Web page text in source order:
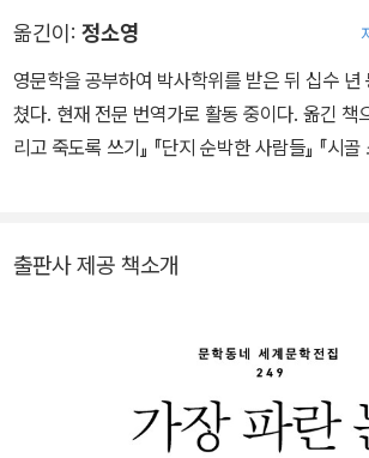
이혼하고 아들 둘을 키우며 살게 되자 출판 편
다. 랜덤하우스 출판사에서 소설 분야 최초의
슨은 앤절라 데이비스, 무하마드 알리, 토니 케
명한 작가와 함께 작업해나간다. 출판 편집자로
다. 1987년 출간한 『빌러비드』로 퓰리처상, 로
작가 최초로 노벨문학상을 수상했다. 2006년
직에서 퇴임한 후에는 집필에 매진해 소설 『자비』
아이를 도우소서』 등을 발표했다. 2012년 버락
옮긴이: 정소영
영문학을 공부하여 박사학위를 받은 뒤 십수 년
쳤다. 현재 전문 번역가로 활동 중이다. 옮긴 책
리고 죽도록 쓰기』 『단지 순박한 사람들』 『시골
출판사 제공 책소개